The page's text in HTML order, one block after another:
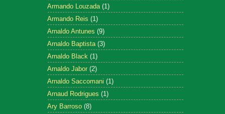
Armando Louzada (1)
Armando Reis (1)
Arnaldo Antunes (9)
Arnaldo Baptista (3)
Arnaldo Black (1)
Arnaldo Jabor (2)
Arnaldo Saccomani (1)
Arnaud Rodrigues (1)
Ary Barroso (8)